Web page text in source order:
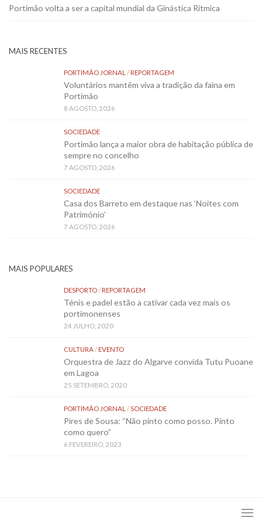
Portimão volta a ser a capital mundial da Ginástica Rítmica
MAIS RECENTES
PORTIMÃO JORNAL /REPORTAGEM
Voluntários mantêm viva a tradição da faina em
Portimão
8 AGOSTO, 2026
SOCIEDADE
Portimão lança a maior obra de habitação pública de
sempre no concelho
7 AGOSTO, 2026
SOCIEDADE
Casa dos Barreto em destaque nas ‘Noites com
Património’
7 AGOSTO, 2026
MAIS POPULARES
DESPORTO /REPORTAGEM
Ténis e padel estão a cativar cada vez mais os
portimonenses
24 JULHO, 2020
CULTURA /EVENTO
Orquestra de Jazz do Algarve convida Tutu Puoane
em Lagoa
25 SETEMBRO, 2020
PORTIMÃO JORNAL / SOCIEDADE
Pires de Sousa: “Não pinto como posso. Pinto
como quero”
6 FEVEREIRO, 2023